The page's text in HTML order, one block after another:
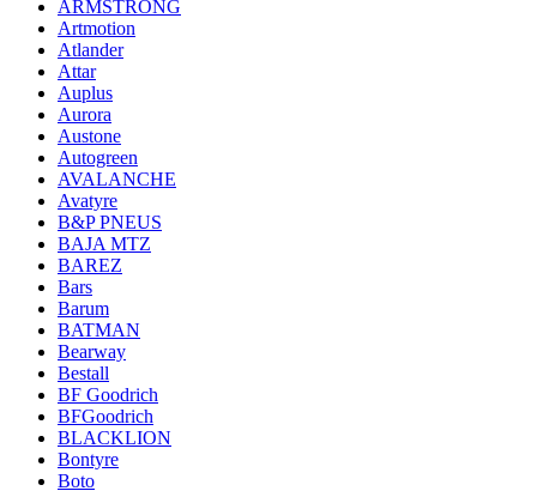
ARMSTRONG
Artmotion
Atlander
Attar
Auplus
Aurora
Austone
Autogreen
AVALANCHE
Avatyre
B&P PNEUS
BAJA MTZ
BAREZ
Bars
Barum
BATMAN
Bearway
Bestall
BF Goodrich
BFGoodrich
BLACKLION
Bontyre
Boto